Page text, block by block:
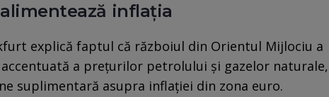
alimentează inflația
explică faptul că războiul din Orientul Mijlociu a
a prețurilor petrolului și gazelor naturale,
suplimentară asupra inflației din zona euro.